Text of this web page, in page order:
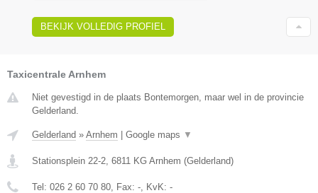
BEKIJK VOLLEDIG PROFIEL
Taxicentrale Arnhem
Niet gevestigd in de plaats Bontemorgen, maar wel in de provincie
Gelderland.
Gelderland » Arnhem Google maps ▼
Stationsplein 22-2 6811 KG Arnhem (Gelderland)
Tel: 026 2 60 70 80 , Fax: - , KvK: -